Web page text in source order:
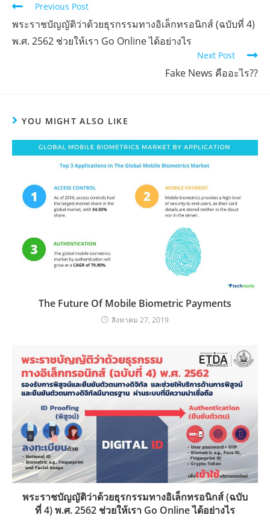
Previous Post
พระราชบัญญัติว่าด้วยธุรกรรมทางอิเล็กทรอนิกส์ (ฉบับที่ 4)
พ.ศ. 2562 ช่วยให้เรา Go Online ได้อย่างไร
Next Post
Fake News คืออะไร??
YOU MIGHT ALSO LIKE
The Future Of Mobile Biometric Payments
สิงหาคม 27, 2019
พระราชบัญญัติว่าด้วยธุรกรรมทางอิเล็กทรอนิกส์ (ฉบับ
ที่ 4) พ.ศ. 2562 ช่วยให้เรา Go Online ได้อย่างไร